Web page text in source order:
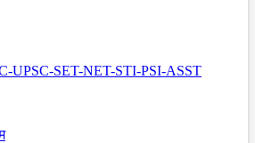
UPSC-SET-NET-STI-PSI-ASST